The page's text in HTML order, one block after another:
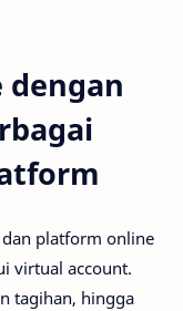
dengan
platform online
virtual account.
tagihan, hingga